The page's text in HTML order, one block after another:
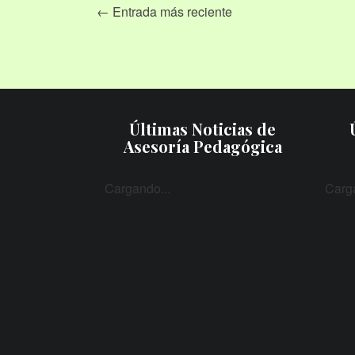
← Entrada más reciente
Últimas Noticias de
Asesoría Pedagógica
Cargando...